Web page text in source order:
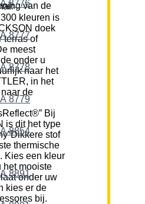
kleuren is
doek
terras of
meest
onder u
naar het
in het
de
Bij
is dit het type
stof
thermische
Kies een kleur
het mooiste
onder uw
kies er de
bij.